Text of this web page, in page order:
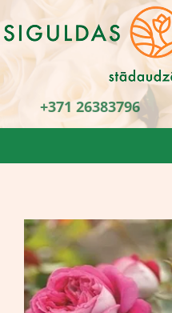
+371 26383796